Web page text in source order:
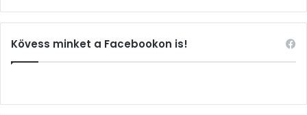
Kövess minket a Facebookon is!